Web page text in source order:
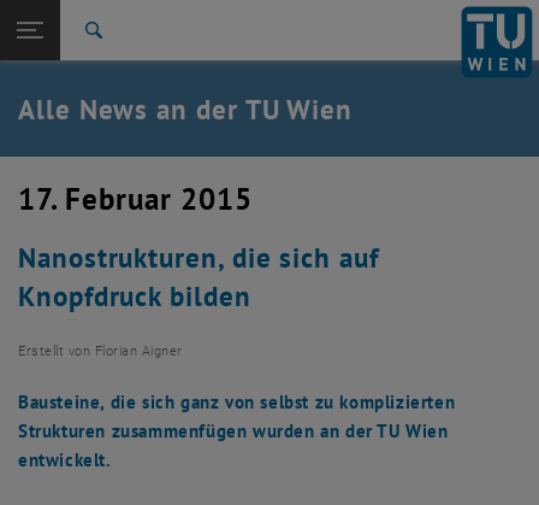
TU Login
Quicklinks
Quicklinks-Menü umschalten
Studium
Karriere
Zurück: Subseiten von TU Wien Startseite auflisten
Zurück zur letzten Ebene:
TU Wien Startseite
Übersicht
Alle News an der TU Wien
17. Februar 2015
Nanostrukturen, die sich auf
Knopfdruck bilden
Erstellt von Florian Aigner
Bausteine, die sich ganz von selbst zu komplizierten
Strukturen zusammenfügen wurden an der TU Wien
entwickelt.